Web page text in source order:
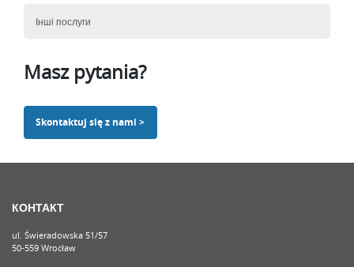
Інші послуги
Masz pytania?
Skontaktuj się z nami >
КОНТАКТ
ul. Świeradowska 51/57
50-559 Wrocław